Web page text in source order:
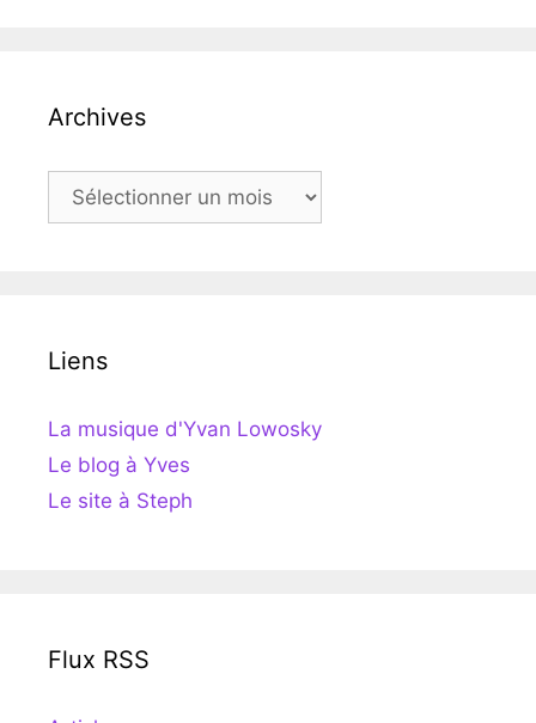
Archives
Archives
Liens
La musique d'Yvan Lowosky
Le blog à Yves
Le site à Steph
Flux RSS